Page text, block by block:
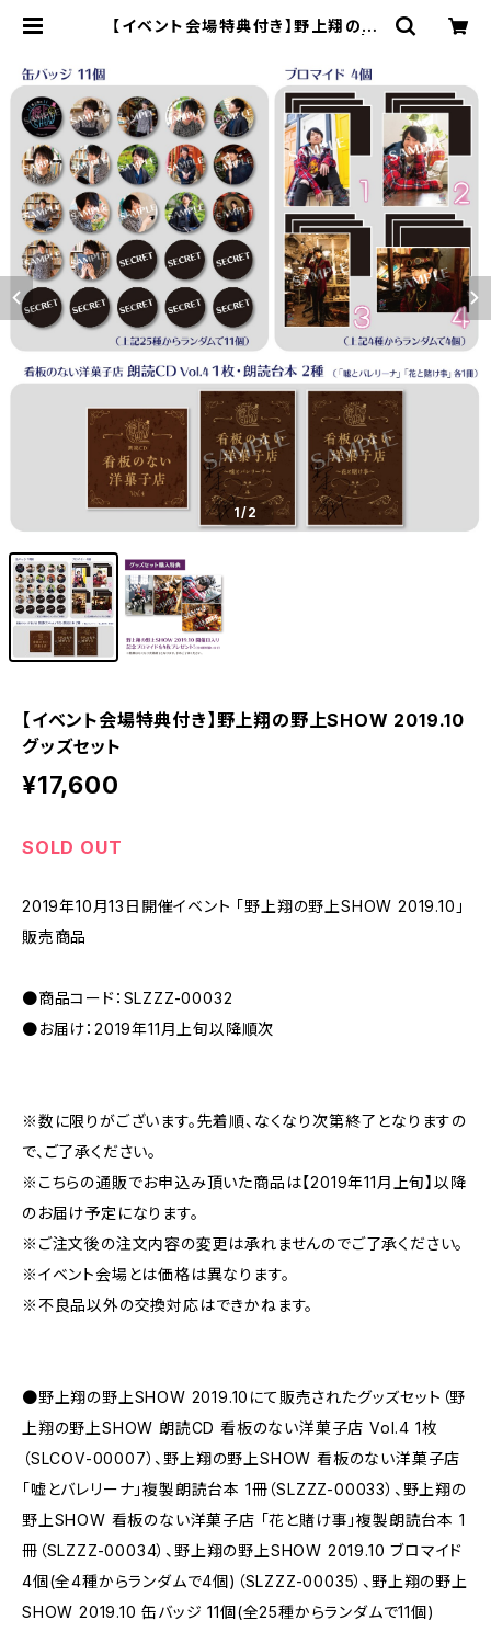
【イベント会場特典付き】野上翔の野
1/2
【イベント会場特典付き】野上翔の野上SHOW 2019.10
グッズセット
¥17,600
SOLD OUT
2019年10月13日開催イベント 「野上翔の野上SHOW 2019.10」
販売商品
●商品コード：SLZZZ-00032
●お届け：2019年11月上旬以降順次
※数に限りがございます。先着順、なくなり次第終了となりますの
で、ご了承ください。
※こちらの通販でお申込み頂いた商品は【2019年11月上旬】以降
のお届け予定になります。
※ご注文後の注文内容の変更は承れませんのでご了承ください。
※イベント会場とは価格は異なります。
※不良品以外の交換対応はできかねます。
●野上翔の野上SHOW 2019.10にて販売されたグッズセット（野
上翔の野上SHOW 朗読CD 看板のない洋菓子店 Vol.4 1枚
（SLCOV-00007）、野上翔の野上SHOW 看板のない洋菓子店
「嘘とバレリーナ」複製朗読台本 1冊（SLZZZ-00033）、野上翔の
野上SHOW 看板のない洋菓子店 「花と賭け事」複製朗読台本 1
冊（SLZZZ-00034）、野上翔の野上SHOW 2019.10 ブロマイド
4個(全4種からランダムで4個)（SLZZZ-00035）、野上翔の野上
SHOW 2019.10 缶バッジ 11個(全25種からランダムで11個)